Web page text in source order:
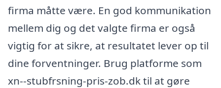
firma måtte være. En god kommunikation
mellem dig og det valgte firma er også
vigtig for at sikre, at resultatet lever op til
dine forventninger. Brug platforme som
xn--stubfrsning-pris-zob.dk til at gøre